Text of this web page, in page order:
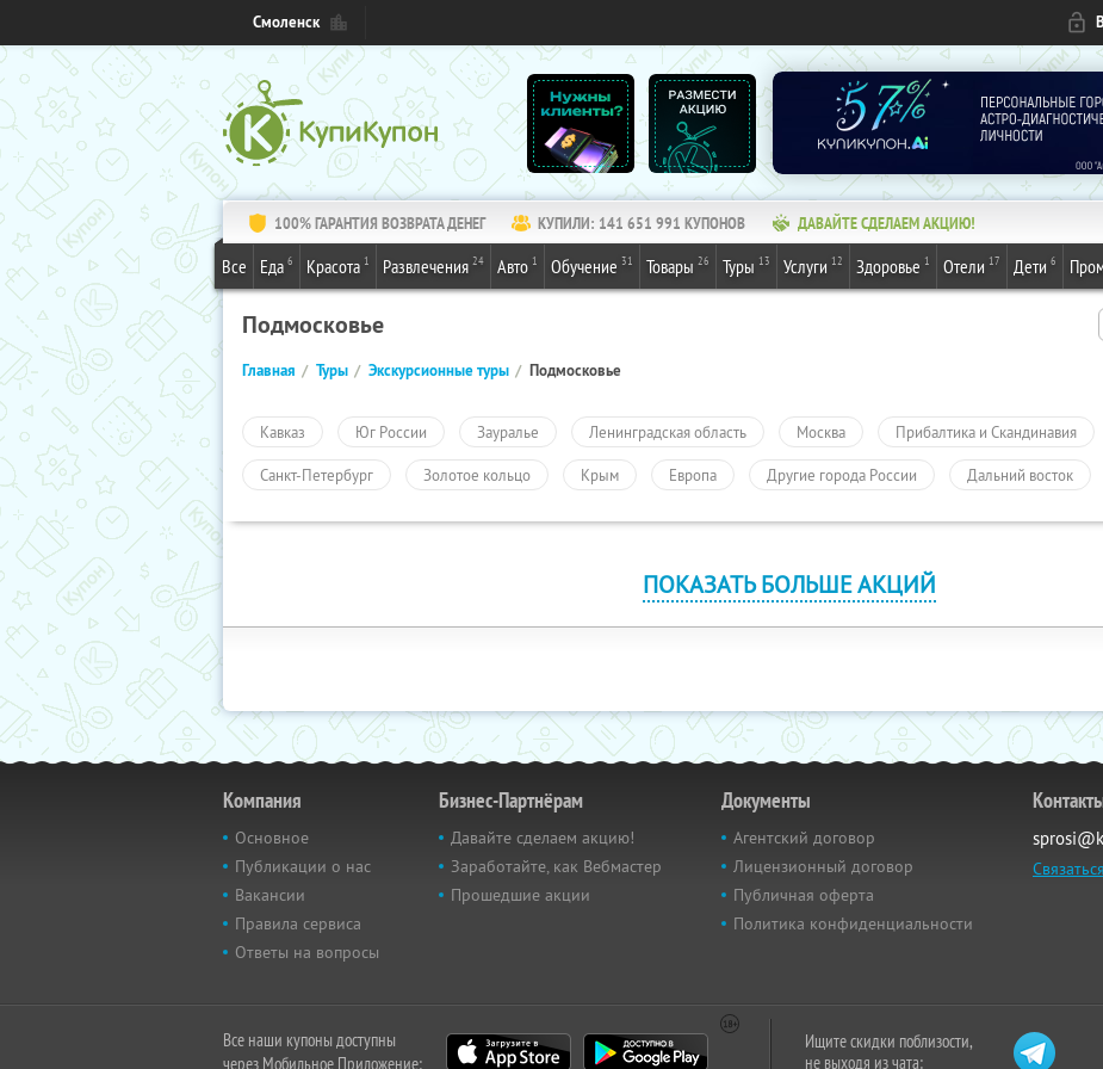
Смоленск
100% ГАРАНТИЯ ВОЗВРАТА ДЕНЕГ КУПИЛИ: 141 651 991 КУПОНОВ ДАВАЙТЕ СДЕЛАЕМ АКЦИЮ!
Все Еда 6 Красота 1 Развлечения 24 Авто 1 Обучение 31 Товары 26 Туры 13 Услуги 12 Здоровье 1 Отели 17 Дети 6
Подмосковье
Главная Туры Экскурсионные туры Подмосковье
Кавказ Юг России Зауралье Ленинградская область Москва Прибалтика и Скандинавия
Санкт-Петербург Золотое кольцо Крым Европа Другие города России Дальний восток
ПОКАЗАТЬ БОЛЬШЕ АКЦИЙ
Компания
Основное
Публикации о нас
Вакансии
Правила сервиса
Ответы на вопросы
Бизнес-Партнёрам
Давайте сделаем акцию!
Заработайте, как Вебмастер
Прошедшие акции
Документы
Агентский договор
Лицензионный договор
Публичная оферта
Политика конфиденциальности
Все наши купоны доступны
через Мобильное Приложение:
Ищите скидки поблизости,
не выходя из чата: